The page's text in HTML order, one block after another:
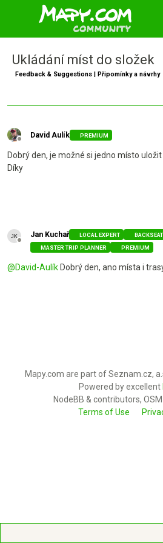
Ukládání míst do složek
Feedback & Suggestions | Připomínky a návrhy
David Aulík PREMIUM
Dobrý den, je možné si jedno místo
Díky
Offline
Jan Kuchař LOCAL EXPERT
MASTER TRIP PLANNER
PREMIUM
@David-Aulík Dobrý den, ano místa i
Mapy.com are part of Seznam.cz,
Powered by excellent
NodeBB & contributors,
Terms of Use